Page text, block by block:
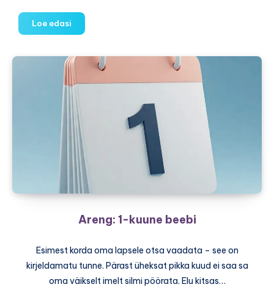
Loe edasi
2-
beebi
Areng: 1-kuune beebi
Esimest korda oma lapsele otsa vaadata – see on
kirjeldamatu tunne. Pärast üheksat pikka kuud ei saa sa
oma väikselt imelt silmi pöörata. Elu kitsas…